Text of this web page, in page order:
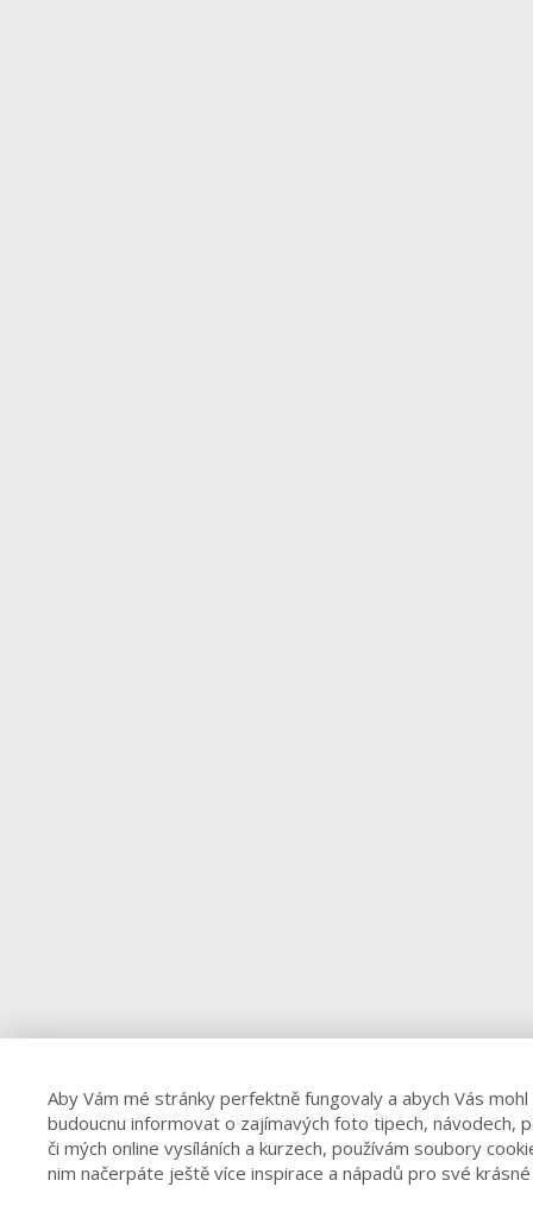
Aby Vám mé stránky perfektně fungovaly a abych Vás mohl
budoucnu informovat o zajímavých foto tipech, návodech,
či mých online vysíláních a kurzech, používám soubory
nim načerpáte ještě více inspirace a nápadů pro své